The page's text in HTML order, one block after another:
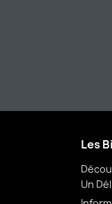
Les
Un